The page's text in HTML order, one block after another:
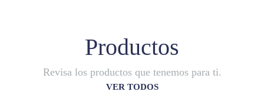
Productos
Revisa los productos que tenemos para ti.
VER TODOS